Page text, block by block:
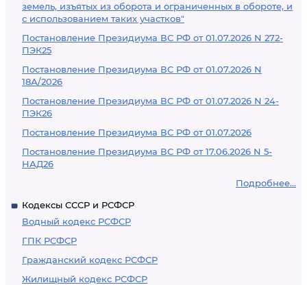
земель, изъятых из оборота и ограниченных в обороте, и
с использованием таких участков"
Постановление Президиума ВС РФ от 01.07.2026 N 272-
ПЭК25
Постановление Президиума ВС РФ от 01.07.2026 N
18А/2026
Постановление Президиума ВС РФ от 01.07.2026 N 24-
ПЭК26
Постановление Президиума ВС РФ от 01.07.2026
Постановление Президиума ВС РФ от 17.06.2026 N 5-
НАД26
Подробнее...
Кодексы СССР и РСФСР
Водный кодекс РСФСР
ГПК РСФСР
Гражданский кодекс РСФСР
Жилищный кодекс РСФСР